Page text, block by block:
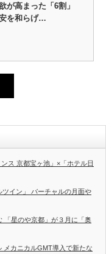
が高まった「6割」
を和らげ…
ス 京都宝ヶ池」×「ホテル日
イン」 バーチャルの月面や
「星のや京都」が３月に「奥
メカニカルGMT導入で新たな